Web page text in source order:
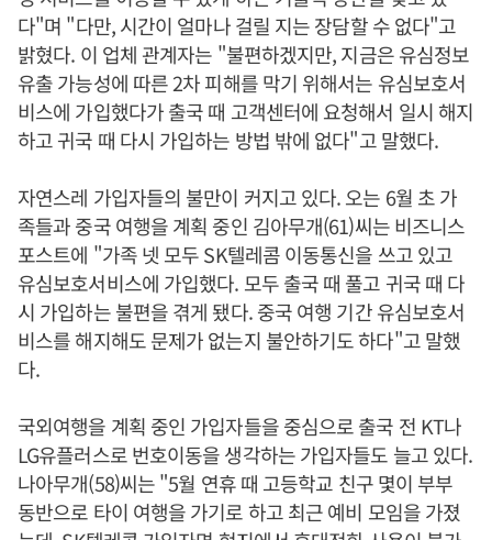
다"며 "다만, 시간이 얼마나 걸릴 지는 장담할 수 없다"고
밝혔다. 이 업체 관계자는 "불편하겠지만, 지금은 유심정보
유출 가능성에 따른 2차 피해를 막기 위해서는 유심보호서
비스에 가입했다가 출국 때 고객센터에 요청해서 일시 해지
하고 귀국 때 다시 가입하는 방법 밖에 없다"고 말했다.
자연스레 가입자들의 불만이 커지고 있다. 오는 6월 초 가
족들과 중국 여행을 계획 중인 김아무개(61)씨는 비즈니스
포스트에 "가족 넷 모두 SK텔레콤 이동통신을 쓰고 있고
유심보호서비스에 가입했다. 모두 출국 때 풀고 귀국 때 다
시 가입하는 불편을 겪게 됐다. 중국 여행 기간 유심보호서
비스를 해지해도 문제가 없는지 불안하기도 하다"고 말했
다.
국외여행을 계획 중인 가입자들을 중심으로 출국 전 KT나
LG유플러스로 번호이동을 생각하는 가입자들도 늘고 있다.
나아무개(58)씨는 "5월 연휴 때 고등학교 친구 몇이 부부
동반으로 타이 여행을 가기로 하고 최근 예비 모임을 가졌